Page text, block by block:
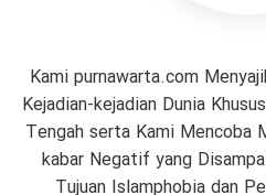
Kami purnawarta.com
Kejadian-kejadian Dunia
Tengah serta Kami Mencoba
kabar Negatif yang
Tujuan Islamphobia dan